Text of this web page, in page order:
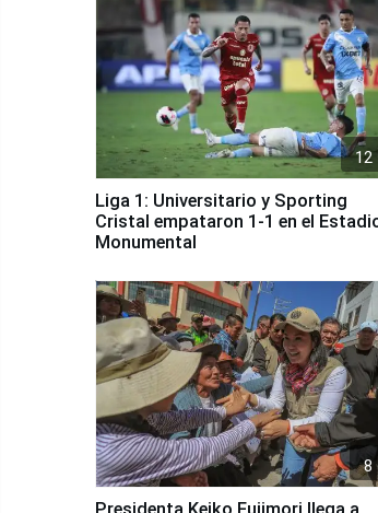
12
Liga 1: Universitario y Sporting
Cristal empataron 1-1 en el
Monumental
8